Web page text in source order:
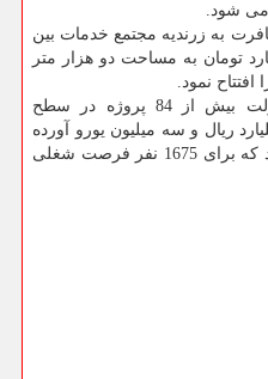
می شود.
به زرندیه مجتمع خدمات بین
را که با اعتبار ۱۰ میلیارد تومان به مساحت دو هزار متر
نمود.
به مناسبت فرا رسیدن هفته دولت بیش از 84 پروژه در سطح
زرندیه با اعتبار 7179 میلیارد ریال و سه میلیون یورو آورده
ارزی بهره برداری و کلنگ زنی شد که برای 1675 نفر فرصت شغلی